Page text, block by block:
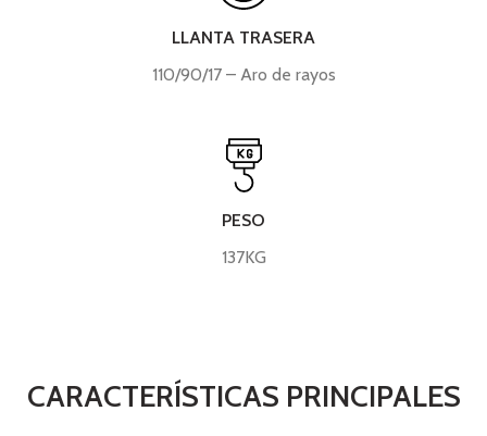
LLANTA TRASERA
110/90/17 – Aro de rayos
PESO
137KG
CARACTERÍSTICAS PRINCIPALES